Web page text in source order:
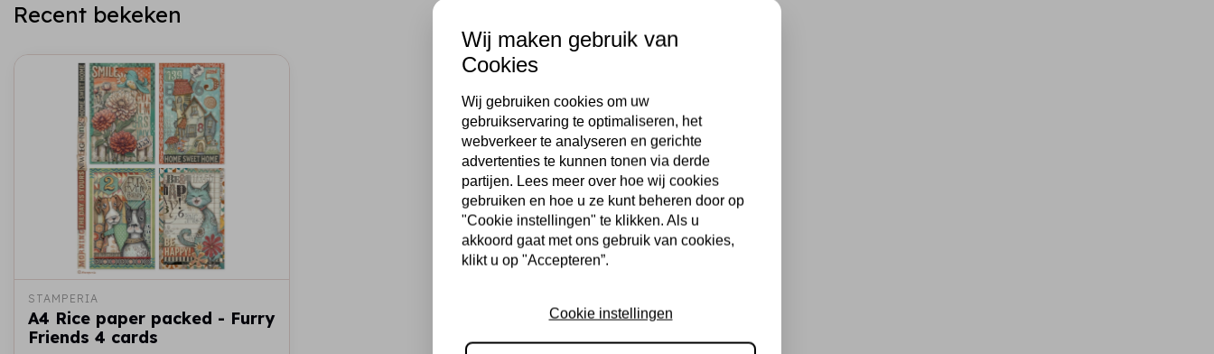
Recent bekeken
STAMPERIA
A4 Rice paper packed - Furry
Friends 4 cards
Wij maken gebruik van
Cookies
Wij gebruiken cookies om uw
gebruikservaring te optimaliseren, het
webverkeer te analyseren en gerichte
advertenties te kunnen tonen via derde
partijen. Lees meer over hoe wij cookies
gebruiken en hoe u ze kunt beheren door op
"Cookie instellingen" te klikken. Als u
akkoord gaat met ons gebruik van cookies,
klikt u op "Accepteren”.
Cookie instellingen